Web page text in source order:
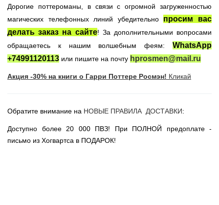
Вселенная DC
Вселенная MARVEL
Звездные войны
Игра Престолов
Дорогие поттероманы, в связи с огромной загруженностью
магических телефонных линий убедительно просим вас
делать заказ на сайте! За дополнительными вопросами
обращаетесь к нашим волшебным феям:
WhatsApp
+74991120113 или пишите на почту hprosmen@mail.ru
Акция -30% на книги о Гарри Поттере Росмэн! Кликай
Обратите внимание на НОВЫЕ ПРАВИЛА ДОСТАВКИ:
Доступно более 20 000 ПВЗ! При ПОЛНОЙ предоплате -
письмо из Хогвартса в ПОДАРОК!